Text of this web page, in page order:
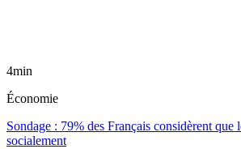
4min
Économie
Sondage : 79% des Français considèrent que
socialement